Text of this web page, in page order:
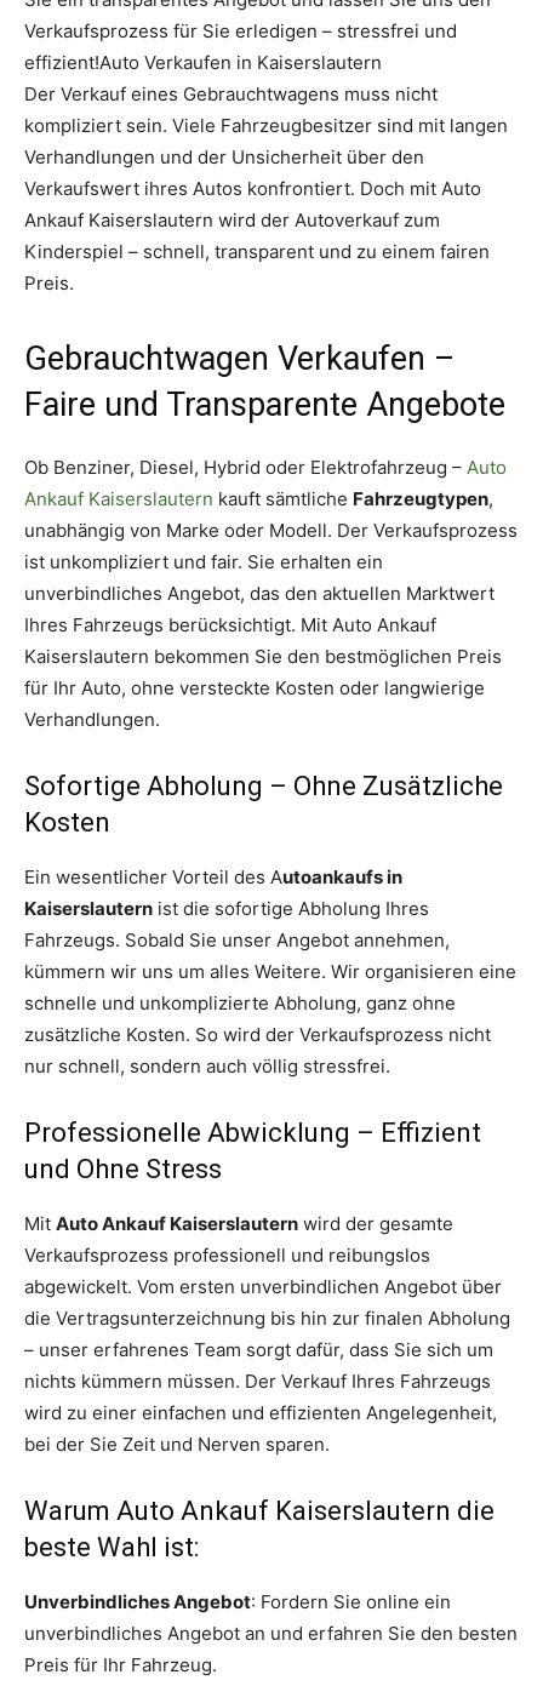
Verkaufsprozess für Sie erledigen – stressfrei und
effizient!Auto Verkaufen in Kaiserslautern
Der Verkauf eines Gebrauchtwagens muss nicht
kompliziert sein. Viele Fahrzeugbesitzer sind mit langen
Verhandlungen und der Unsicherheit über den
Verkaufswert ihres Autos konfrontiert. Doch mit Auto
Ankauf Kaiserslautern wird der Autoverkauf zum
Kinderspiel – schnell, transparent und zu einem fairen
Preis.
Gebrauchtwagen Verkaufen –
Faire und Transparente Angebote
Ob Benziner, Diesel, Hybrid oder Elektrofahrzeug – Auto
Ankauf Kaiserslautern kauft sämtliche Fahrzeugtypen,
unabhängig von Marke oder Modell. Der Verkaufsprozess
ist unkompliziert und fair. Sie erhalten ein
unverbindliches Angebot, das den aktuellen Marktwert
Ihres Fahrzeugs berücksichtigt. Mit Auto Ankauf
Kaiserslautern bekommen Sie den bestmöglichen Preis
für Ihr Auto, ohne versteckte Kosten oder langwierige
Verhandlungen.
Sofortige Abholung – Ohne Zusätzliche
Kosten
Ein wesentlicher Vorteil des Autoankaufs in
Kaiserslautern ist die sofortige Abholung Ihres
Fahrzeugs. Sobald Sie unser Angebot annehmen,
kümmern wir uns um alles Weitere. Wir organisieren eine
schnelle und unkomplizierte Abholung, ganz ohne
zusätzliche Kosten. So wird der Verkaufsprozess nicht
nur schnell, sondern auch völlig stressfrei.
Professionelle Abwicklung – Effizient
und Ohne Stress
Mit Auto Ankauf Kaiserslautern wird der gesamte
Verkaufsprozess professionell und reibungslos
abgewickelt. Vom ersten unverbindlichen Angebot über
die Vertragsunterzeichnung bis hin zur finalen Abholung
– unser erfahrenes Team sorgt dafür, dass Sie sich um
nichts kümmern müssen. Der Verkauf Ihres Fahrzeugs
wird zu einer einfachen und effizienten Angelegenheit,
bei der Sie Zeit und Nerven sparen.
Warum Auto Ankauf Kaiserslautern die
beste Wahl ist:
Unverbindliches Angebot: Fordern Sie online ein
unverbindliches Angebot an und erfahren Sie den besten
Preis für Ihr Fahrzeug.